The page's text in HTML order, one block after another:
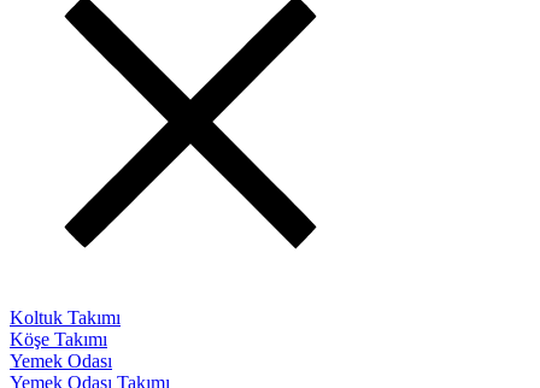
Koltuk Takımı
Köşe Takımı
Yemek Odası
Yemek Odası Takımı